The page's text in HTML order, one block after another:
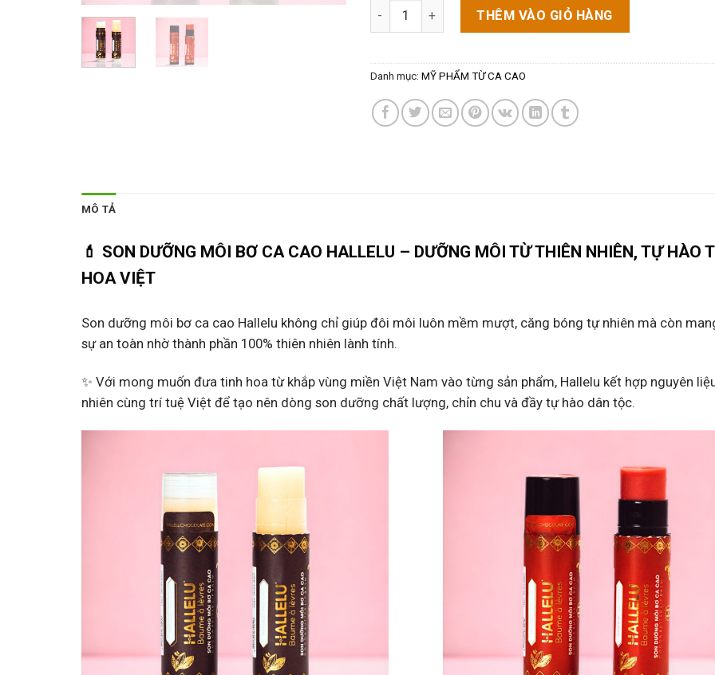
Son Dưỡng Môi Bơ Ca Cao (Lip balm) - 100% Thiên Nhiên số
THÊM VÀO GIỎ HÀNG
Danh mục:MỸ PHẨM TỪ CA CAO
MÔ TẢ
💄 SON DƯỠNG MÔI BƠ CA CAO HALLELU – DƯỠNG MÔI TỪ THIÊN NHIÊN, TỰ HÀO
HOA VIỆT
Son dưỡng môi bơ ca cao Hallelu không chỉ giúp đôi môi luôn mềm mượt, căng bóng tự nhiên mà còn
sự an toàn nhờ thành phần 100% thiên nhiên lành tính.
✨ Với mong muốn đưa tinh hoa từ khắp vùng miền Việt Nam vào từng sản phẩm, Hallelu kết hợp nguyên
nhiên cùng trí tuệ Việt để tạo nên dòng son dưỡng chất lượng, chỉn chu và đầy tự hào dân tộc.